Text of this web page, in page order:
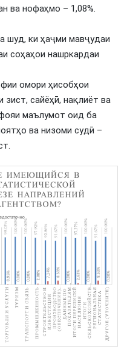
ва нофаҳмо – 1,08%.
шуд, ки ҳаҷми мавҷудаи
соҳаҳои нашркардаи
омори ҳисобҳои
сайёҳӣ, нақлиёт ва
маълумот оид ба
ва низоми судӣ –